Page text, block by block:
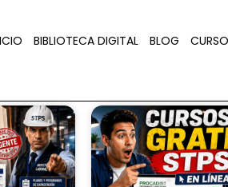
BIBLIOTECA DIGITAL BLOG